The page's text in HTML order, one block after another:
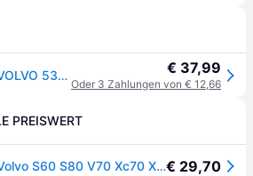
NRF Wärmetauscher VOLVO 53559 9171503 Plattenwärmetauscher,Heizungskühler,Wärmetauscher, Innenraumheizung € 37,99
Oder 3 Zahlungen von € 12,66
PREISWERT
NRF W?rmetauscher Volvo S60 S80 V70 Xc70 Xc90€ 29,70